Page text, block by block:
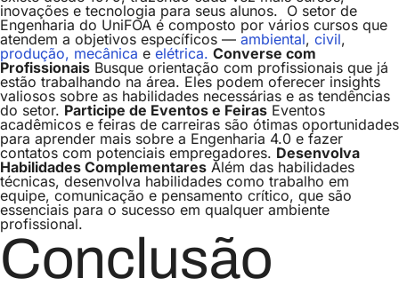
inovações e tecnologia para seus alunos. O setor de
Engenharia do UniFOA é composto por vários cursos que
atendem a objetivos específicos — ambiental, civil,
produção, mecânica e elétrica. Converse com
Profissionais Busque orientação com profissionais que já
estão trabalhando na área. Eles podem oferecer insights
valiosos sobre as habilidades necessárias e as tendências
do setor. Participe de Eventos e Feiras Eventos
acadêmicos e feiras de carreiras são ótimas oportunidades
para aprender mais sobre a Engenharia 4.0 e fazer
contatos com potenciais empregadores. Desenvolva
Habilidades Complementares Além das habilidades
técnicas, desenvolva habilidades como trabalho em
equipe, comunicação e pensamento crítico, que são
essenciais para o sucesso em qualquer ambiente
profissional.
Conclusão